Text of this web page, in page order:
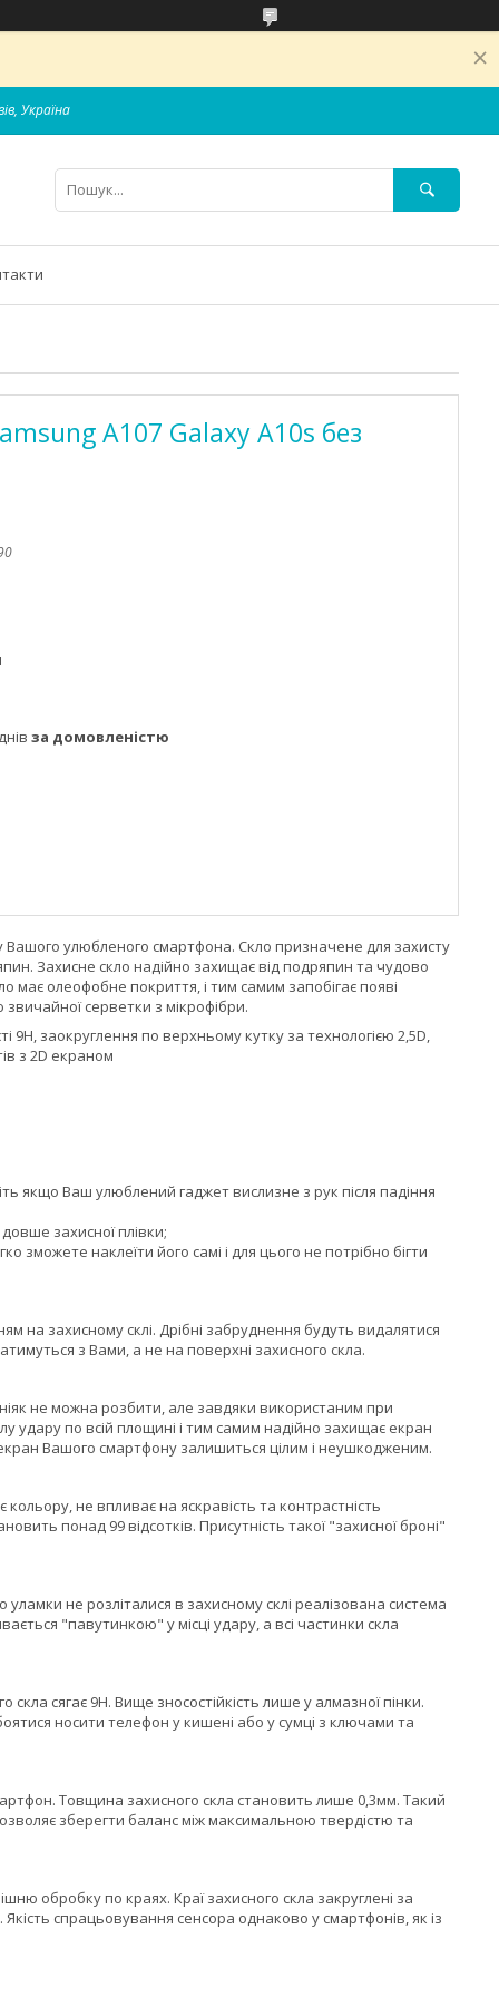
Україна
A107 Galaxy A10s без
за домовленістю
улюбленого смартфона. Скло призначене для захисту
Захисне скло надійно захищає від подряпин та чудово
олеофобне покриття, і тим самим запобігає появі
серветки з мікрофібри.
9H, заокруглення по верхньому кутку за технологією 2,5D,
з 2D екраном
якщо Ваш улюблений гаджет вислизне з рук після падіння
захисної плівки;
зможете наклеїти його самі і для цього не потрібно бігти
на захисному склі. Дрібні забруднення будуть видалятися
з Вами, а не на поверхні захисного скла.
не можна розбити, але завдяки використаним при
удару по всій площині і тим самим надійно захищає екран
Вашого смартфону залишиться цілим і неушкодженим.
не впливає на яскравість та контрастність
понад 99 відсотків. Присутність такої "захисної броні"
не розліталися в захисному склі реалізована система
"павутинкою" у місці удару, а всі частинки скла
скла сягає 9H. Вище зносостійкість лише у алмазної пінки.
носити телефон у кишені або у сумці з ключами та
Товщина захисного скла становить лише 0,3мм. Такий
зберегти баланс між максимальною твердістю та
обробку по краях. Краї захисного скла закруглені за
спрацьовування сенсора однаково у смартфонів, як із